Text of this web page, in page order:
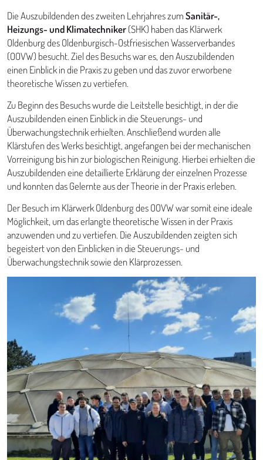
Die Auszubildenden des zweiten Lehrjahres zumSanitär-,
Heizungs- und Klimatechniker(SHK) haben das Klärwerk
Oldenburg des Oldenburgisch-Ostfriesischen Wasserverbandes
(OOVW) besucht. Ziel des Besuchs war es, den Auszubildenden
einen Einblick in die Praxis zu geben und das zuvor erworbene
theoretische Wissen zu vertiefen.
Zu Beginn des Besuchs wurde die Leitstelle besichtigt, in der die
Auszubildenden einen Einblick in die Steuerungs- und
Überwachungstechnik erhielten. Anschließend wurden alle
Klärstufen des Werks besichtigt, angefangen bei der mechanischen
Vorreinigung bis hin zur biologischen Reinigung. Hierbei erhielten die
Auszubildenden eine detaillierte Erklärung der einzelnen Prozesse
und konnten das Gelernte aus der Theorie in der Praxis erleben.
Der Besuch im Klärwerk Oldenburg des OOVW war somit eine ideale
Möglichkeit, um das erlangte theoretische Wissen in der Praxis
anzuwenden und zu vertiefen. Die Auszubildenden zeigten sich
begeistert von den Einblicken in die Steuerungs- und
Überwachungstechnik sowie den Klärprozessen.